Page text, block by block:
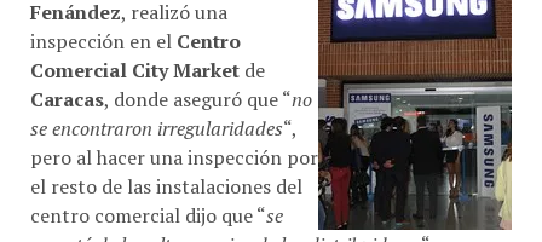
inspección en elCentro
Comercial City Marketde
Caracas, donde aseguró que “
se encontraron irregularidades “,
pero al hacer una inspección por
el resto de las instalaciones del
centro comercial dijo que “se
percató de los altos precios de los distribuidores“.